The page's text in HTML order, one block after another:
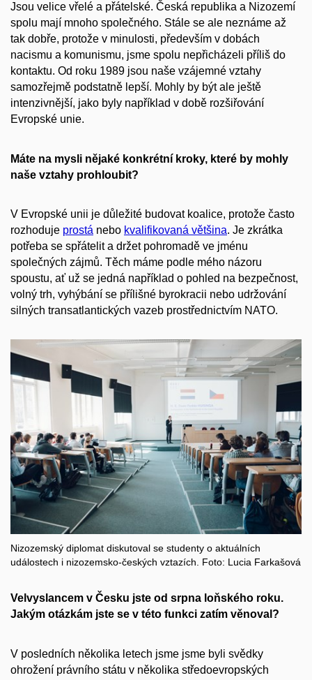
Jsou velice vřelé a přátelské. Česká republika a Nizozemí
spolu mají mnoho společného. Stále se ale neznáme až
tak dobře, protože v minulosti, především v dobách
nacismu a komunismu, jsme spolu nepřicházeli příliš do
kontaktu. Od roku 1989 jsou naše vzájemné vztahy
samozřejmě podstatně lepší. Mohly by být ale ještě
intenzivnější, jako byly například v době rozšiřování
Evropské unie.
Máte na mysli nějaké konkrétní kroky, které by mohly
naše vztahy prohloubit?
V Evropské unii je důležité budovat koalice, protože často
rozhoduje prostá nebo kvalifikovaná většina. Je zkrátka
potřeba se spřátelit a držet pohromadě ve jménu
společných zájmů. Těch máme podle mého názoru
spoustu, ať už se jedná například o pohled na bezpečnost,
volný trh, vyhýbání se přílišné byrokracii nebo udržování
silných transatlantických vazeb prostřednictvím NATO.
Nizozemský diplomat diskutoval se studenty o aktuálních
událostech i nizozemsko-českých vztazích. Foto: Lucia Farkašová
Velvyslancem v Česku jste od srpna loňského roku.
Jakým otázkám jste se v této funkci zatím věnoval?
V posledních několika letech jsme jsme byli svědky
ohrožení právního státu v několika středoevropských